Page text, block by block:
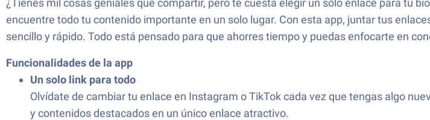
¿Tienes mil cosas geniales que compartir, pero te cuesta elegir un solo enlace para tu
encuentre todo tu contenido importante en un solo lugar. Con esta app, juntar tus
sencillo y rápido. Todo está pensado para que ahorres tiempo y puedas enfocarte en
Funcionalidades de la app
Un solo link para todo
Olvídate de cambiar tu enlace en Instagram o TikTok cada vez que tengas algo
y contenidos destacados en un único enlace atractivo.